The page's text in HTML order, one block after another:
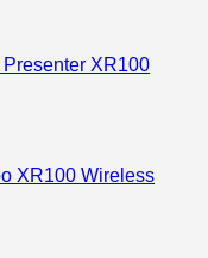
XR100 Wireless